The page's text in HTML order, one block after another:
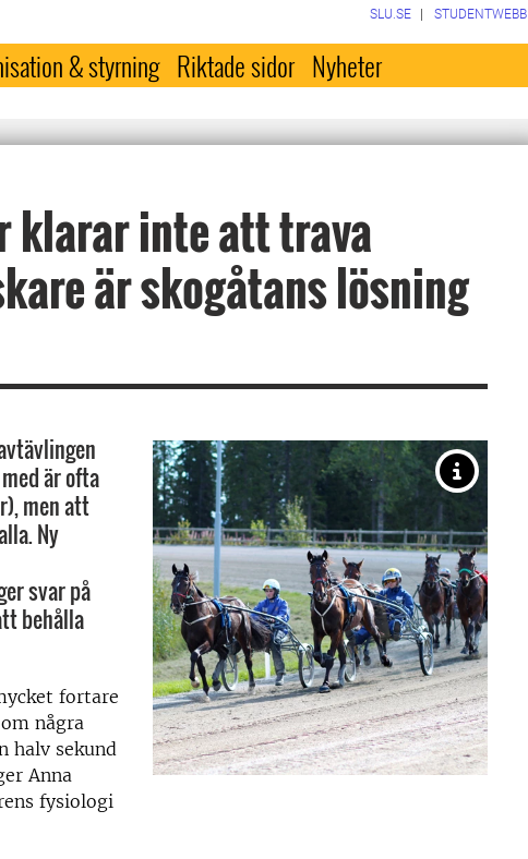
SLU.SE STUDENTWEBB
& styrning Riktade sidor Nyheter
klarar inte att trava
är skogåtans lösning
är ofta
men att
Ny
svar på
behålla
fortare
några
halv sekund
Anna
fysiologi